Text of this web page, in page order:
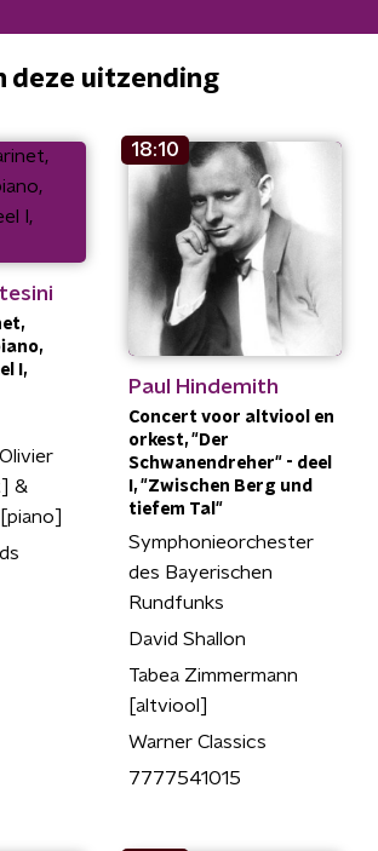
deze uitzending
I,
&
18:10
Paul Hindemith
Concert voor altviool en
orkest, "Der
Schwanendreher" - deel
I, "Zwischen Berg und
tiefem Tal"
Symphonieorchester
des Bayerischen
Rundfunks
David Shallon
Tabea Zimmermann
[altviool]
Warner Classics
7777541015